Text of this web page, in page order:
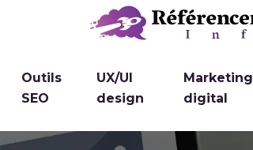
Outils
SEO
UX/UI
design
Marketing
digital